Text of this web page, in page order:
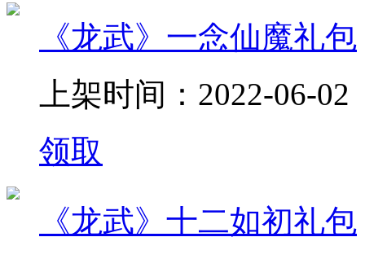
《龙武》一念仙魔礼包
上架时间：2022-06-02
领取
《龙武》十二如初礼包